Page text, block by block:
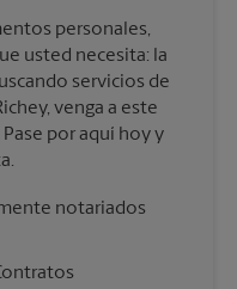
personales,
usted necesita: la
servicios de
venga a este
por aquí hoy y
notariados